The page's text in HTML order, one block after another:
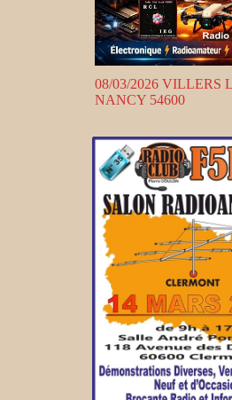
08/03/2026 VILLERS
NANCY 54600